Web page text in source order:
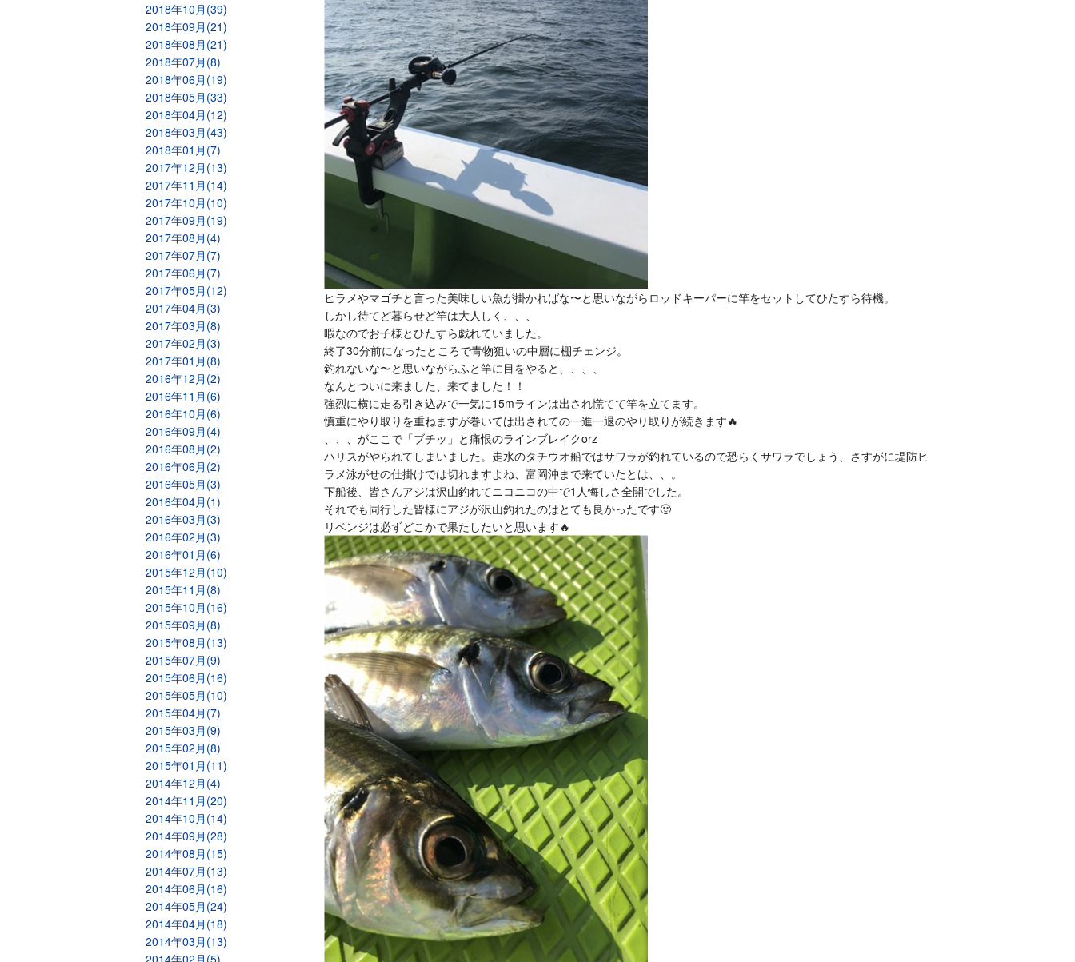
2018年10月(39)
2018年09月(21)
2018年08月(21)
2018年07月(8)
2018年06月(19)
2018年05月(33)
2018年04月(12)
2018年03月(43)
2018年01月(7)
2017年12月(13)
2017年11月(14)
2017年10月(10)
2017年09月(19)
2017年08月(4)
2017年07月(7)
2017年06月(7)
2017年05月(12)
2017年04月(3)
2017年03月(8)
2017年02月(3)
2017年01月(8)
2016年12月(2)
2016年11月(6)
2016年10月(6)
2016年09月(4)
2016年08月(2)
2016年06月(2)
2016年05月(3)
2016年04月(1)
2016年03月(3)
2016年02月(3)
2016年01月(6)
2015年12月(10)
2015年11月(8)
2015年10月(16)
2015年09月(8)
2015年08月(13)
2015年07月(9)
2015年06月(16)
2015年05月(10)
2015年04月(7)
2015年03月(9)
2015年02月(8)
2015年01月(11)
2014年12月(4)
2014年11月(20)
2014年10月(14)
2014年09月(28)
2014年08月(15)
2014年07月(13)
2014年06月(16)
2014年05月(24)
2014年04月(18)
2014年03月(13)
2014年02月(5)
ヒラメやマゴチと言った美味しい魚が掛かればな〜と思いながらロッドキーパーに竿をセットしてひたすら待機。
しかし待てど暮らせど竿は大人しく、、、
暇なのでお子様とひたすら戯れていました。
終了30分前になったところで青物狙いの中層に棚チェンジ。
釣れないな〜と思いながらふと竿に目をやると、、、、
なんとついに来ました、来てました！！
強烈に横に走る引き込みで一気に15mラインは出され慌てて竿を立てます。
慎重にやり取りを重ねますが巻いては出されての一進一退のやり取りが続きます🔥
、、、がここで「ブチッ」と痛恨のラインブレイクorz
ハリスがやられてしまいました。走水のタチウオ船ではサワラが釣れているので恐らくサワラでしょう、さすがに堤防ヒ
ラメ泳がせの仕掛けでは切れますよね、富岡沖まで来ていたとは、、。
下船後、皆さんアジは沢山釣れてニコニコの中で1人悔しさ全開でした。
それでも同行した皆様にアジが沢山釣れたのはとても良かったです🙂
リベンジは必ずどこかで果たしたいと思います🔥